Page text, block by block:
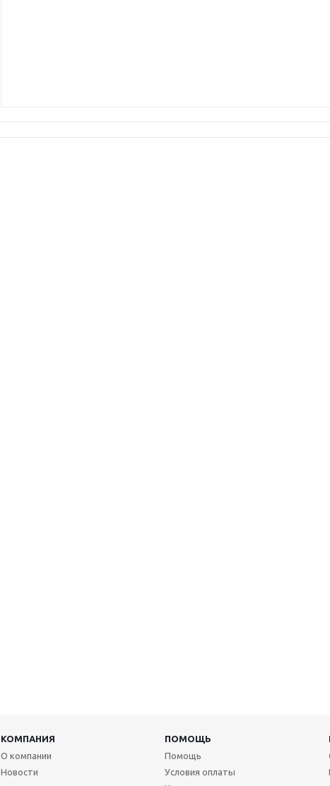
КОМПАНИЯ ПОМОЩЬ
О компании
Новости
Помощь
Условия оплаты